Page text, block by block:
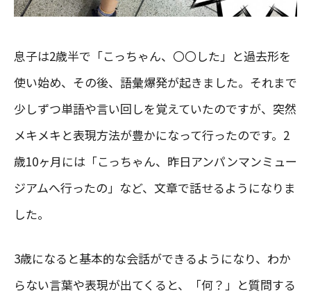
息子は2歳半で「こっちゃん、〇〇した」と過去形を
使い始め、その後、語彙爆発が起きました。それまで
少しずつ単語や言い回しを覚えていたのですが、突然
メキメキと表現方法が豊かになって行ったのです。2
歳10ヶ月には「こっちゃん、昨日アンパンマンミュー
ジアムへ行ったの」など、文章で話せるようになりま
した。
3歳になると基本的な会話ができるようになり、わか
らない言葉や表現が出てくると、「何？」と質問する